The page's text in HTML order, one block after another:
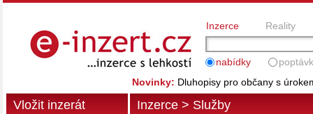
Inzerce Reality
nabídky
Novinky: Dluhopisy pro občany s
Inzerce > Služby
Vložit inzerát